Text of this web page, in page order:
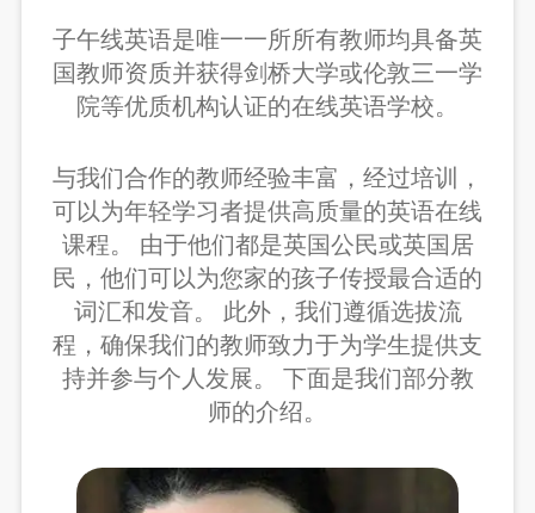
子午线英语是唯一一所所有教师均具备英
国教师资质并获得剑桥大学或伦敦三一学
院等优质机构认证的在线英语学校。
与我们合作的教师经验丰富，经过培训，
可以为年轻学习者提供高质量的英语在线
课程。 由于他们都是英国公民或英国居
民，他们可以为您家的孩子传授最合适的
词汇和发音。 此外，我们遵循选拔流
程，确保我们的教师致力于为学生提供支
持并参与个人发展。 下面是我们部分教
师的介绍。